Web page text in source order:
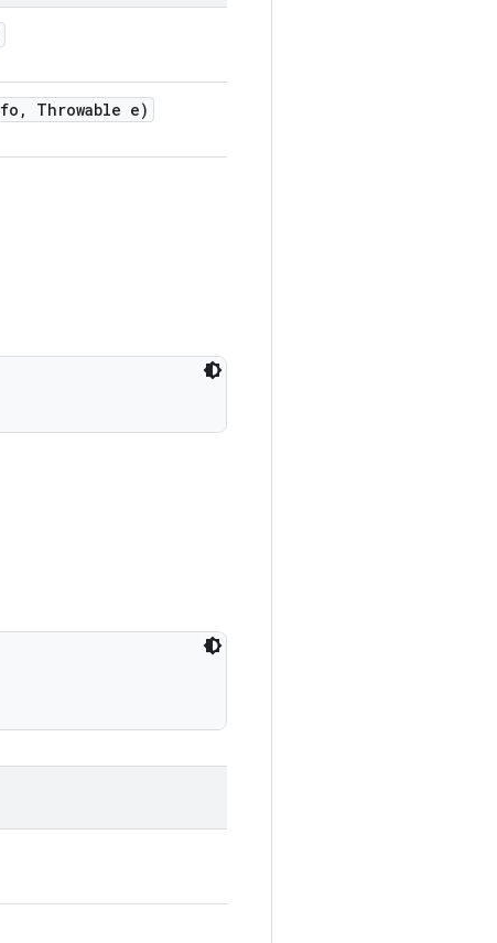
, Throwable e)